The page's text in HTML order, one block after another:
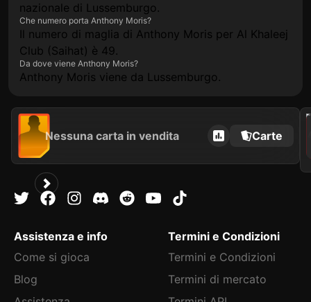
nazionale di Lussemburgo.
Che numero porta Anthony Moris?
Il numero di maglia di Anthony Moris per Al Khaleej
Club (Saihat) è 49.
Da dove viene Anthony Moris?
Anthony Moris viene da Lussemburgo.
Nessuna carta in vendita Carte
2023
Assistenza e info
Come si gioca
Blog
Termini e Condizioni
Termini e Condizioni
Termini di mercato